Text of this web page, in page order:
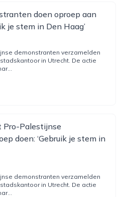
doen oproep aan
je stem in Den Haag’
demonstranten verzamelden
in Utrecht. De actie
Pro-Palestijnse
doen: ‘Gebruik je stem in
demonstranten verzamelden
in Utrecht. De actie